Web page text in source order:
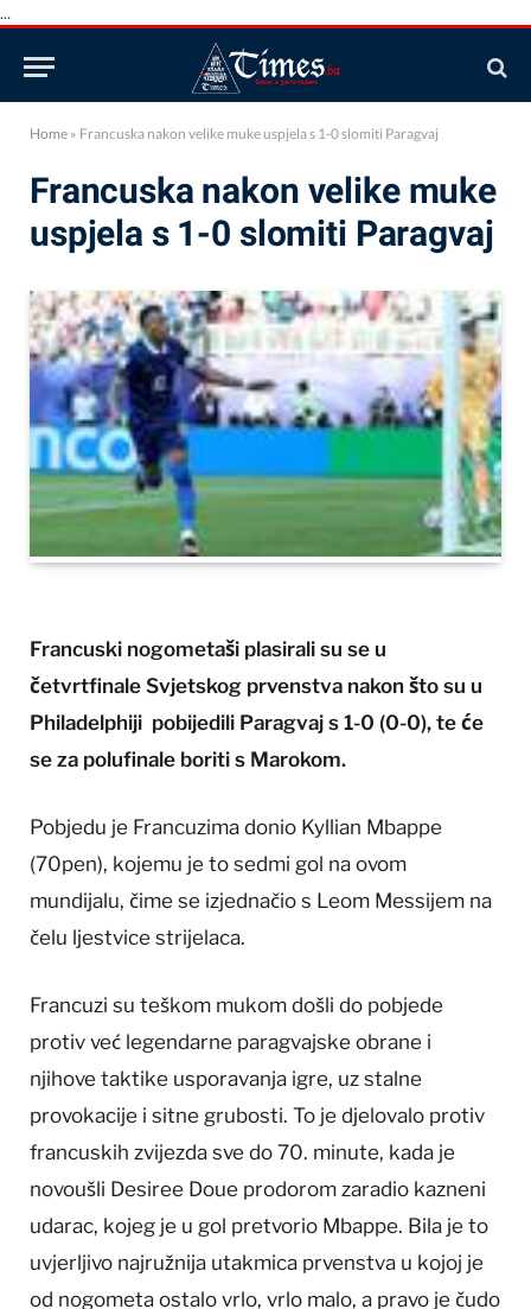
...
Home » Francuska nakon velike muke uspjela s 1-0 slomiti Paragvaj
Francuska nakon velike muke
uspjela s 1-0 slomiti Paragvaj
Francuski nogometaši plasirali su se u
četvrtfinale Svjetskog prvenstva nakon što su u
Philadelphiji pobijedili Paragvaj s 1-0 (0-0), te će
se za polufinale boriti s Marokom.
Pobjedu je Francuzima donio Kyllian Mbappe
(70pen), kojemu je to sedmi gol na ovom
mundijalu, čime se izjednačio s Leom Messijem na
čelu ljestvice strijelaca.
Francuzi su teškom mukom došli do pobjede
protiv već legendarne paragvajske obrane i
njihove taktike usporavanja igre, uz stalne
provokacije i sitne grubosti. To je djelovalo protiv
francuskih zvijezda sve do 70. minute, kada je
novoušli Desiree Doue prodorom zaradio kazneni
udarac, kojeg je u gol pretvorio Mbappe. Bila je to
uvjerljivo najružnija utakmica prvenstva u kojoj je
od nogometa ostalo vrlo, vrlo malo, a pravo je čudo